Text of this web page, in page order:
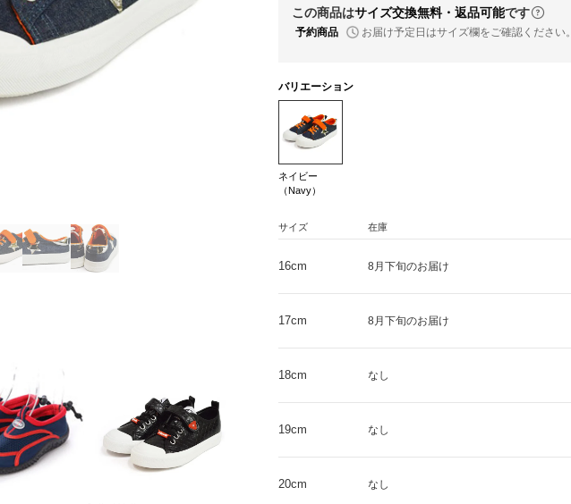
この商品はサイズ交換無料・返品可能です
予約商品 お届け予定日はサイズ欄をご確認ください。
バリエーション
ネイビー
（Navy）
サイズ 在庫
16cm 8月下旬のお届け
17cm 8月下旬のお届け
18cm なし
19cm なし
20cm なし